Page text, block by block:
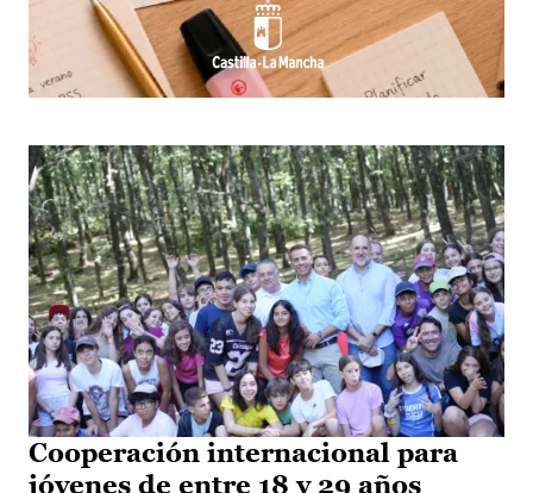
Cooperación internacional para
jóvenes de entre 18 y 29 años